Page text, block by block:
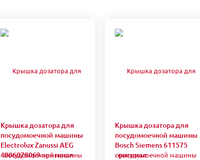
Крышка дозатора для
посудомоечной машины
Electrolux Zanussi AEG
4006078069 оригинал
Крышка дозатора для
посудомоечной машины
Bosch Siemens 611575
оригинал